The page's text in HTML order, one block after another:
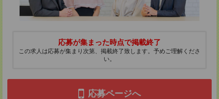
応募が集まった時点で掲載終了
この求人は応募が集まり次第、掲載終了致します。予めご理解くださ
い。
応募ページへ